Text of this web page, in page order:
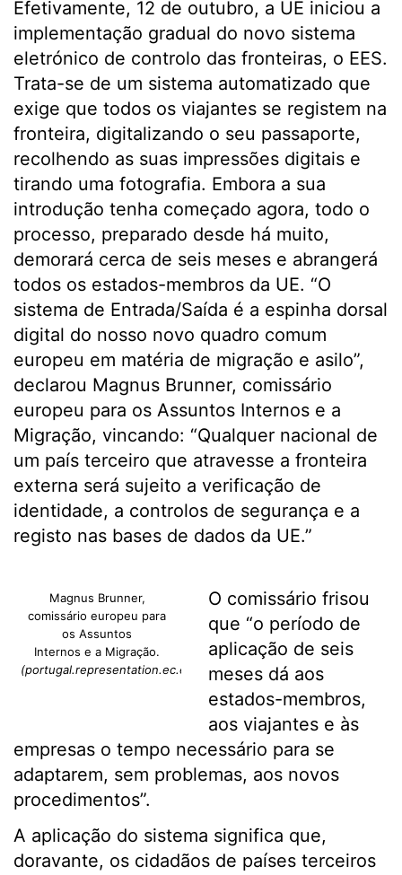
Efetivamente, 12 de outubro, a UE iniciou a
implementação gradual do novo sistema
eletrónico de controlo das fronteiras, o EES.
Trata-se de um sistema automatizado que
exige que todos os viajantes se registem na
fronteira, digitalizando o seu passaporte,
recolhendo as suas impressões digitais e
tirando uma fotografia. Embora a sua
introdução tenha começado agora, todo o
processo, preparado desde há muito,
demorará cerca de seis meses e abrangerá
todos os estados-membros da UE. “O
sistema de Entrada/Saída é a espinha dorsal
digital do nosso novo quadro comum
europeu em matéria de migração e asilo”,
declarou Magnus Brunner, comissário
europeu para os Assuntos Internos e a
Migração, vincando: “Qualquer nacional de
um país terceiro que atravesse a fronteira
externa será sujeito a verificação de
identidade, a controlos de segurança e a
registo nas bases de dados da UE.”
Magnus Brunner,
comissário europeu para
os Assuntos
Internos e a Migração.
(portugal.representation.ec.europa.eu)
O comissário frisou
que “o período de
aplicação de seis
meses dá aos
estados-membros,
aos viajantes e às
empresas o tempo necessário para se
adaptarem, sem problemas, aos novos
procedimentos”.
A aplicação do sistema significa que,
doravante, os cidadãos de países terceiros